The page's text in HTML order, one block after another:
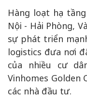
Hàng loạt hạ
Nội - Hải Phòng,
sự phát triển
logistics đưa nơi
của nhiều cư
Vinhomes Golden
các nhà đầu tư.